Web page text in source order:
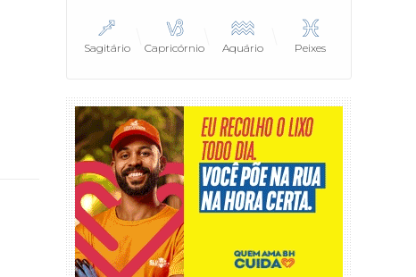
Sagitário Capricórnio Aquário Peixes